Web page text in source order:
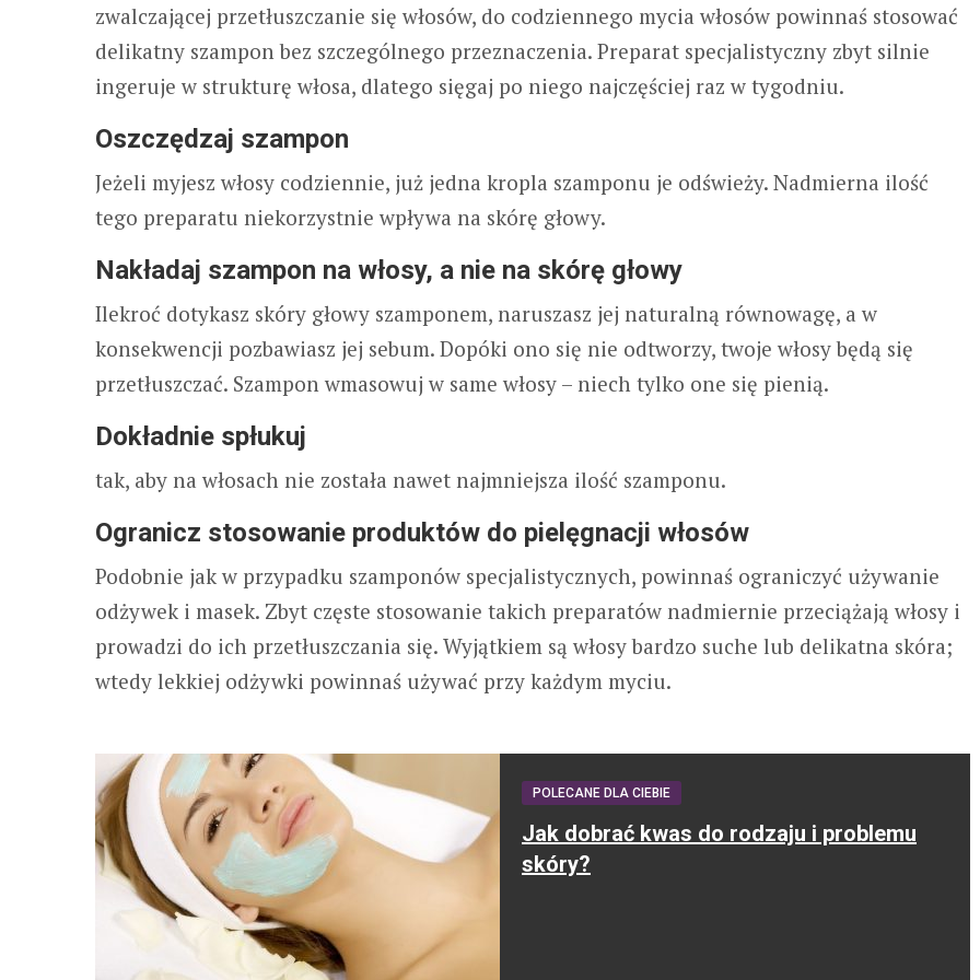
zwalczającej przetłuszczanie się włosów, do codziennego mycia włosów powinnaś stosować
delikatny szampon bez szczególnego przeznaczenia. Preparat specjalistyczny zbyt silnie
ingeruje w strukturę włosa, dlatego sięgaj po niego najczęściej raz w tygodniu.
Oszczędzaj szampon
Jeżeli myjesz włosy codziennie, już jedna kropla szamponu je odświeży. Nadmierna ilość
tego preparatu niekorzystnie wpływa na skórę głowy.
Nakładaj szampon na włosy, a nie na skórę głowy
Ilekroć dotykasz skóry głowy szamponem, naruszasz jej naturalną równowagę, a w
konsekwencji pozbawiasz jej sebum. Dopóki ono się nie odtworzy, twoje włosy będą się
przetłuszczać. Szampon wmasowuj w same włosy – niech tylko one się pienią.
Dokładnie spłukuj
tak, aby na włosach nie została nawet najmniejsza ilość szamponu.
Ogranicz stosowanie produktów do pielęgnacji włosów
Podobnie jak w przypadku szamponów specjalistycznych, powinnaś ograniczyć używanie
odżywek i masek. Zbyt częste stosowanie takich preparatów nadmiernie przeciążają włosy i
prowadzi do ich przetłuszczania się. Wyjątkiem są włosy bardzo suche lub delikatna skóra;
wtedy lekkiej odżywki powinnaś używać przy każdym myciu.
POLECANE DLA CIEBIE
Jak dobrać kwas do rodzaju i problemu
skóry?